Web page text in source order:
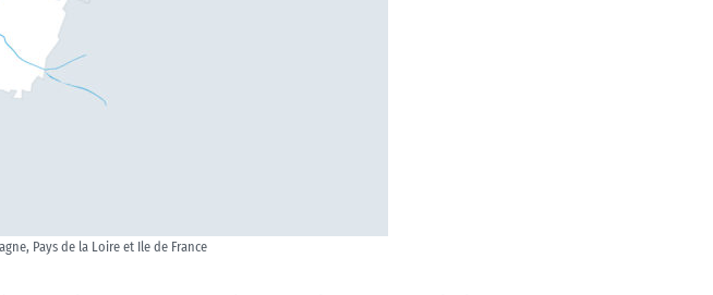
Pays de la Loire et Ile de France